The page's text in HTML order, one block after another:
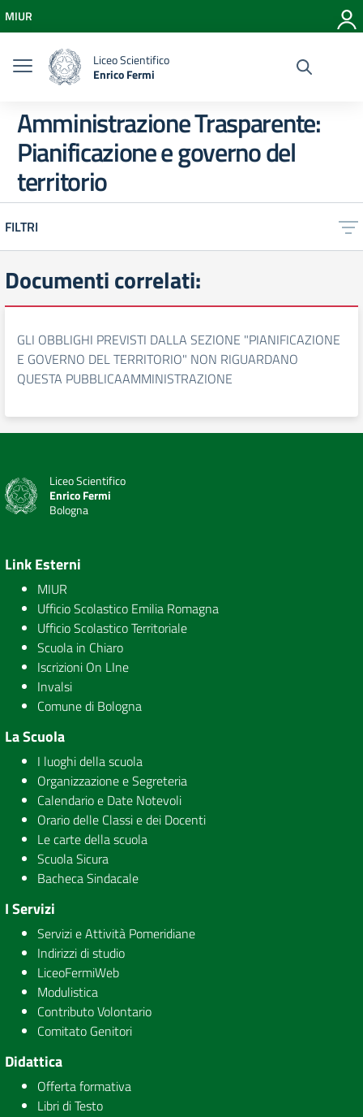
Vai al menu di navigazione
Vai al footer
MIUR
Liceo Scientifico
Enrico Fermi
Amministrazione Trasparente:
Pianificazione e governo del
territorio
FILTRI
Documenti correlati:
GLI OBBLIGHI PREVISTI DALLA SEZIONE "PIANIFICAZIONE
E GOVERNO DEL TERRITORIO" NON RIGUARDANO
QUESTA PUBBLICAAMMINISTRAZIONE
Liceo Scientifico
Enrico Fermi
Bologna
Link Esterni
MIUR
Ufficio Scolastico Emilia Romagna
Ufficio Scolastico Territoriale
Scuola in Chiaro
Iscrizioni On LIne
Invalsi
Comune di Bologna
La Scuola
I luoghi della scuola
Organizzazione e Segreteria
Calendario e Date Notevoli
Orario delle Classi e dei Docenti
Le carte della scuola
Scuola Sicura
Bacheca Sindacale
I Servizi
Servizi e Attività Pomeridiane
Indirizzi di studio
LiceoFermiWeb
Modulistica
Contributo Volontario
Comitato Genitori
Didattica
Offerta formativa
Libri di Testo